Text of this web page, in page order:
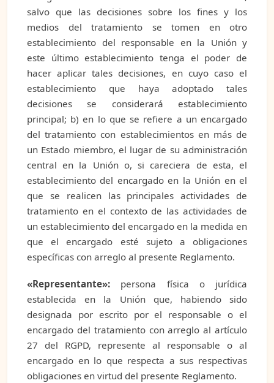
salvo que las decisiones sobre los fines y los
medios del tratamiento se tomen en otro
establecimiento del responsable en la Unión y
este último establecimiento tenga el poder de
hacer aplicar tales decisiones, en cuyo caso el
establecimiento que haya adoptado tales
decisiones se considerará establecimiento
principal; b) en lo que se refiere a un encargado
del tratamiento con establecimientos en más de
un Estado miembro, el lugar de su administración
central en la Unión o, si careciera de esta, el
establecimiento del encargado en la Unión en el
que se realicen las principales actividades de
tratamiento en el contexto de las actividades de
un establecimiento del encargado en la medida en
que el encargado esté sujeto a obligaciones
específicas con arreglo al presente Reglamento.
«Representante»: persona física o jurídica
establecida en la Unión que, habiendo sido
designada por escrito por el responsable o el
encargado del tratamiento con arreglo al artículo
27 del RGPD, represente al responsable o al
encargado en lo que respecta a sus respectivas
obligaciones en virtud del presente Reglamento.